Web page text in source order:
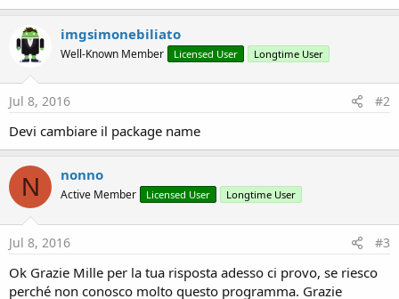
imgsimonebiliato
Well-Known Member Licensed User Longtime User
Jul 8, 2016 #2
Devi cambiare il package name
N nonno
Active Member Licensed User Longtime User
Jul 8, 2016 #3
Ok Grazie Mille per la tua risposta adesso ci provo, se riesco
perché non conosco molto questo programma. Grazie